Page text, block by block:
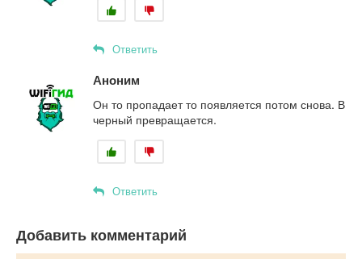
Ответить
Аноним
Он то пропадает то появляется потом снова. В
черный превращается.
Ответить
Добавить комментарий